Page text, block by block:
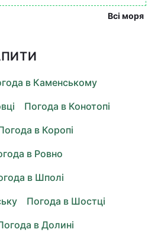
Всі моря
в Каменському
Погода в Конотопі
в Коропі
в Ровно
в Шполі
Погода в Шостці
в Долині